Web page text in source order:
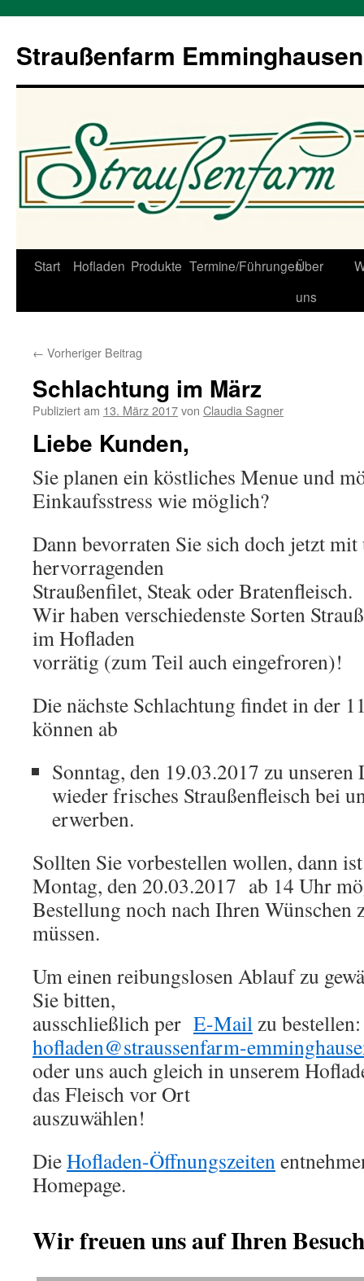
Straußenfarm Emminghausen
Zum
Start Hofladen Produkte Termine/FührungenÜber
uns
← Vorheriger Beitrag
Schlachtung im März
Publiziert am 13. März 2017von Claudia Sagner
Liebe Kunden,
Sie planen ein köstliches Menue und
Einkaufsstress wie möglich?
Dann bevorraten Sie sich doch jetzt mit
hervorragenden
Straußenfilet, Steak oder Bratenfleisch.
Wir haben verschiedenste Sorten
im Hofladen
vorrätig (zum Teil auch eingefroren)!
Die nächste Schlachtung findet in der
können ab
Sonntag, den 19.03.2017 zu
wieder frisches Straußenfleisch bei
erwerben.
Sollten Sie vorbestellen wollen, dann
Montag, den 20.03.2017 ab 14 Uhr
Bestellung noch nach Ihren Wünschen
müssen.
Um einen reibungslosen Ablauf zu
Sie bitten,
ausschließlich per E-Mailzu bestellen:
hofladen@straussenfarm-
oder uns auch gleich in unserem
das Fleisch vor Ort
auszuwählen!
DieHofladen-Öffnungszeiten
Homepage.
Wir freuen uns auf Ihren